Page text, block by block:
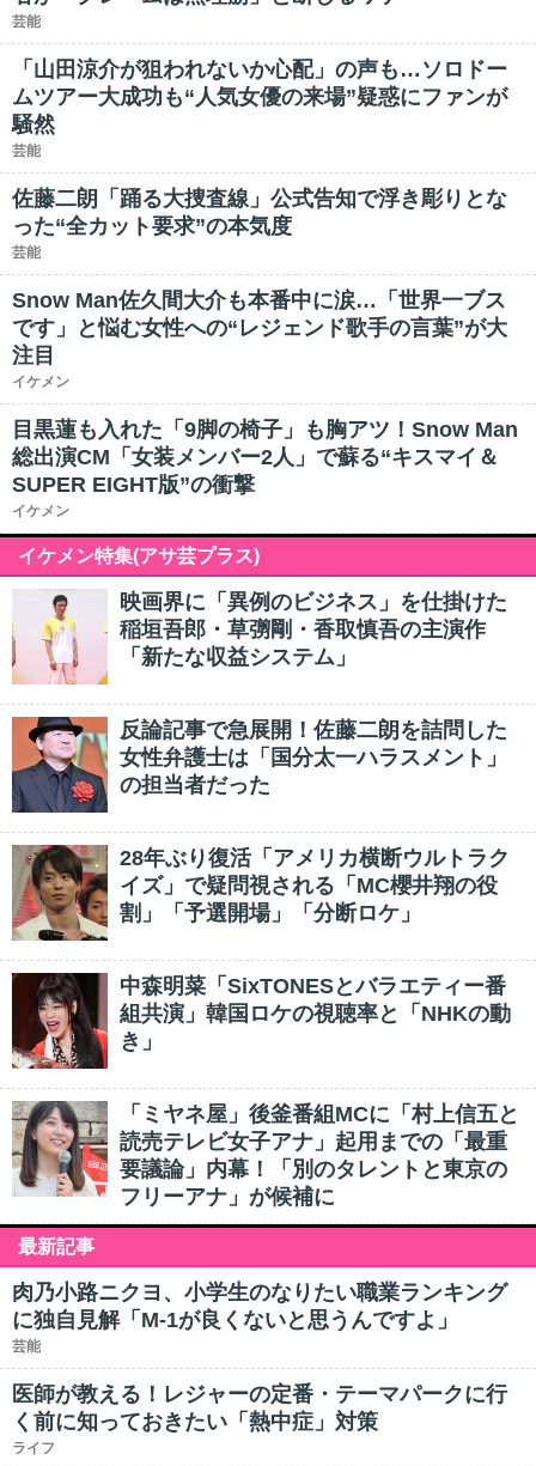
芸能
「山田涼介が狙われないか心配」の声も…ソロドー
ムツアー大成功も“人気女優の来場”疑惑にファンが
騒然
芸能
佐藤二朗「踊る大捜査線」公式告知で浮き彫りとな
った“全カット要求”の本気度
芸能
Snow Man佐久間大介も本番中に涙…「世界一ブス
です」と悩む女性への“レジェンド歌手の言葉”が大
注目
イケメン
目黒蓮も入れた「9脚の椅子」も胸アツ！Snow Man
総出演CM「女装メンバー2人」で蘇る“キスマイ＆
SUPER EIGHT版”の衝撃
イケメン
イケメン特集(アサ芸プラス)
映画界に「異例のビジネス」を仕掛けた
稲垣吾郎・草彅剛・香取慎吾の主演作
「新たな収益システム」
反論記事で急展開！佐藤二朗を詰問した
女性弁護士は「国分太一ハラスメント」
の担当者だった
28年ぶり復活「アメリカ横断ウルトラク
イズ」で疑問視される「MC櫻井翔の役
割」「予選開場」「分断ロケ」
中森明菜「SixTONESとバラエティー番
組共演」韓国ロケの視聴率と「NHKの動
き」
「ミヤネ屋」後釜番組MCに「村上信五と
読売テレビ女子アナ」起用までの「最重
要議論」内幕！「別のタレントと東京の
フリーアナ」が候補に
最新記事
肉乃小路ニクヨ、小学生のなりたい職業ランキング
に独自見解「M-1が良くないと思うんですよ」
芸能
医師が教える！レジャーの定番・テーマパークに行
く前に知っておきたい「熱中症」対策
ライフ